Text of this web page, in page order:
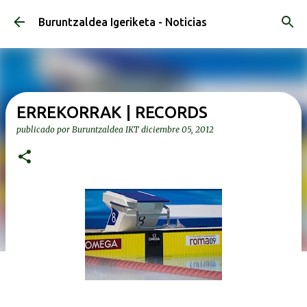
Ir al contenido principal
Buruntzaldea Igeriketa - Noticias
ERREKORRAK | RECORDS
publicado por Buruntzaldea IKT diciembre 05, 2012